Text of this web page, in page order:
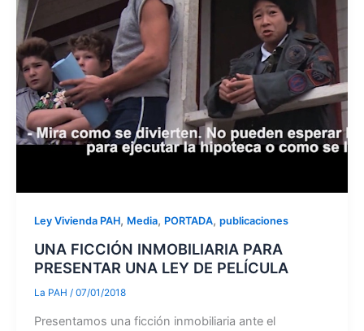
Ley Vivienda PAH, Media, PORTADA, publicaciones
UNA FICCIÓN INMOBILIARIA PARA
PRESENTAR UNA LEY DE PELÍCULA
La PAH / 07/01/2018
Presentamos una ficción inmobiliaria ante el